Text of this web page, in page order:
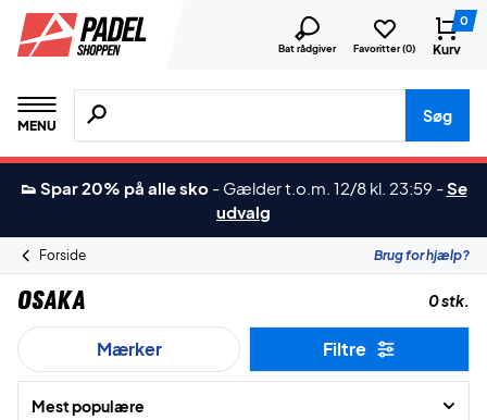
Bat rådgiver Favoritter (0)
0
Kurv
MENU
Søg efter produkter, mærker etc.
Søg
👟 Spar 20% på alle sko - Gælder t.o.m. 12/8 kl. 23:59 -Se
udvalg
Forside Brug for hjælp?
Osaka 0 stk.
Mærker Filtre
Mest populære